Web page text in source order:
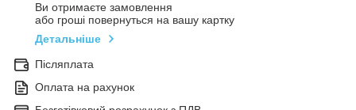
Ви отримаєте замовлення
або гроші повернуться на вашу картку
Детальніше
Післяплата
Оплата на рахунок